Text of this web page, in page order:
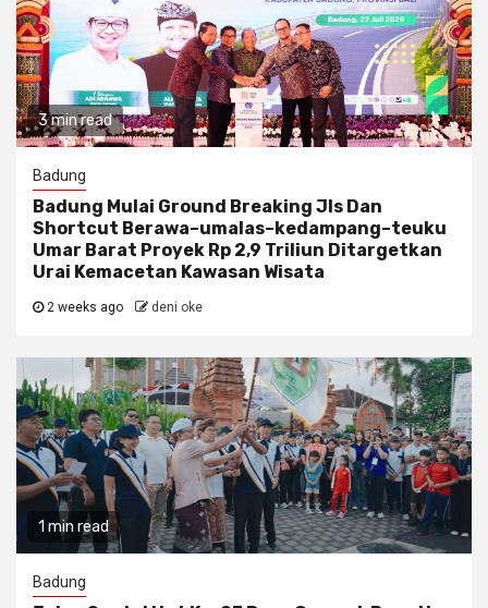
3 min read
Badung
Badung Mulai Ground Breaking Jls Dan
Shortcut Berawa–umalas–kedampang–teuku
Umar Barat Proyek Rp 2,9 Triliun Ditargetkan
Urai Kemacetan Kawasan Wisata
2 weeks ago deni oke
1 min read
Badung